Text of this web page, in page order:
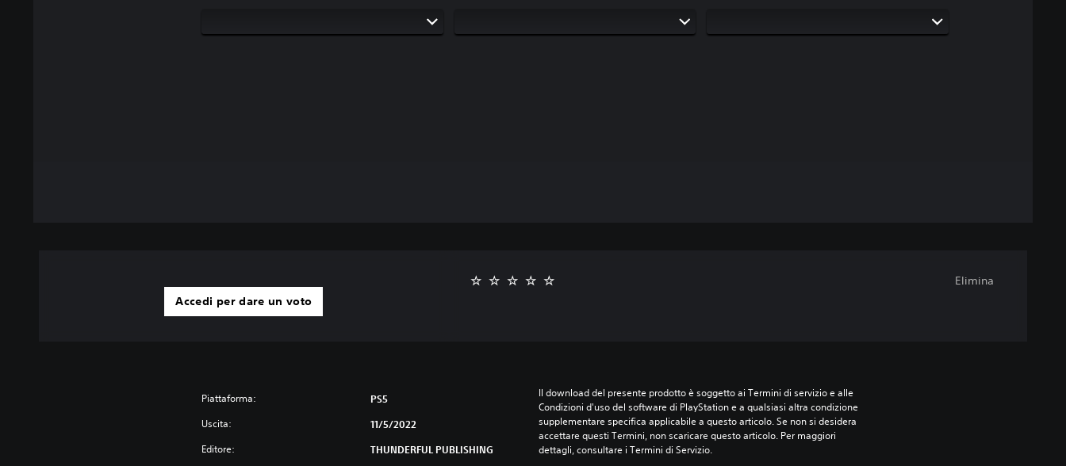
Accedi per dare un voto
Elimina
Piattaforma: PS5
Uscita: 11/5/2022
Editore: THUNDERFUL PUBLISHING
Il download del presente prodotto è soggetto ai Termini di servizio e alle
Condizioni d'uso del software di PlayStation e a qualsiasi altra condizione
supplementare specifica applicabile a questo articolo. Se non si desidera
accettare questi Termini, non scaricare questo articolo. Per maggiori
dettagli, consultare i Termini di Servizio.